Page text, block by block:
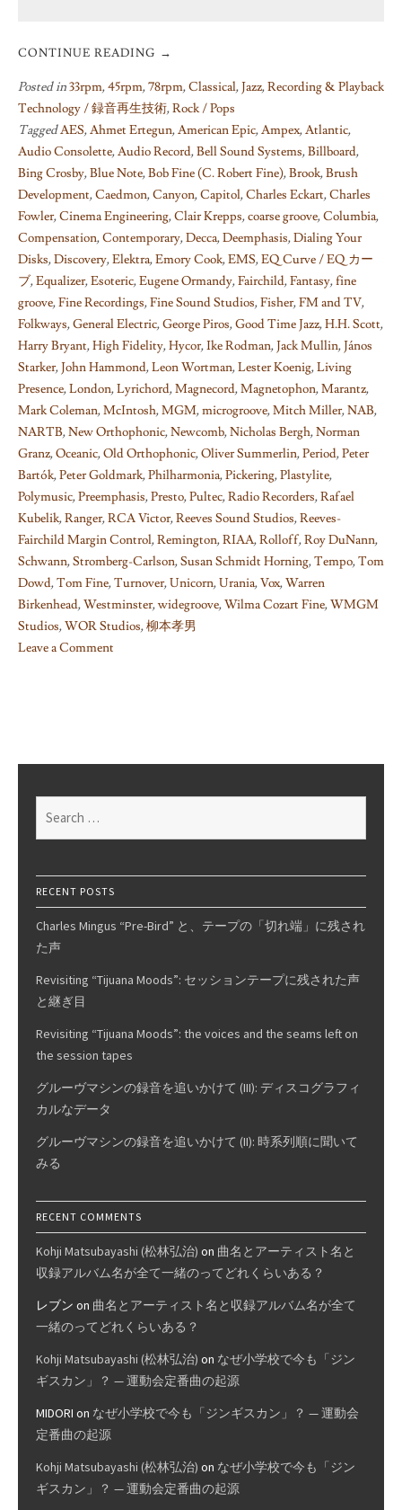
CONTINUE READING →
Posted in33rpm,45rpm,78rpm,Classical,Jazz,Recording & Playback
Technology / 録音再生技術,Rock / Pops
TaggedAES,Ahmet Ertegun,American Epic,Ampex,Atlantic,
Audio Consolette,Audio Record,Bell Sound Systems,Billboard,
Bing Crosby,Blue Note,Bob Fine (C. Robert Fine),Brook,Brush
Development,Caedmon,Canyon,Capitol,Charles Eckart,Charles
Fowler,Cinema Engineering,Clair Krepps,coarse groove,Columbia,
Compensation,Contemporary,Decca,Deemphasis,Dialing Your
Disks,Discovery,Elektra,Emory Cook,EMS,EQ Curve / EQ カー
ブ,Equalizer,Esoteric,Eugene Ormandy,Fairchild,Fantasy,fine
groove,Fine Recordings,Fine Sound Studios,Fisher,FM and TV,
Folkways,General Electric,George Piros,Good Time Jazz,H.H. Scott,
Harry Bryant,High Fidelity,Hycor,Ike Rodman,Jack Mullin,János
Starker,John Hammond,Leon Wortman,Lester Koenig,Living
Presence,London,Lyrichord,Magnecord,Magnetophon,Marantz,
Mark Coleman,McIntosh,MGM,microgroove,Mitch Miller,NAB,
NARTB,New Orthophonic,Newcomb,Nicholas Bergh,Norman
Granz,Oceanic,Old Orthophonic,Oliver Summerlin,Period,Peter
Bartók,Peter Goldmark,Philharmonia,Pickering,Plastylite,
Polymusic,Preemphasis,Presto,Pultec,Radio Recorders,Rafael
Kubelik,Ranger,RCA Victor,Reeves Sound Studios,Reeves-
Fairchild Margin Control,Remington,RIAA,Rolloff,Roy DuNann,
Schwann,Stromberg-Carlson,Susan Schmidt Horning,Tempo,Tom
Dowd,Tom Fine,Turnover,Unicorn,Urania,Vox,Warren
Birkenhead,Westminster,widegroove,Wilma Cozart Fine,WMGM
Studios,WOR Studios,柳本孝男
Leave a Comment
curves,
for:
RECENT POSTS
Charles Mingus “Pre-Bird” と、テープの「切れ端」に残され
た声
Revisiting “Tijuana Moods”: セッションテープに残された声
と継ぎ目
Revisiting “Tijuana Moods”: the voices and the seams left on
the session tapes
グルーヴマシンの録音を追いかけて (III): ディスコグラフィ
カルなデータ
グルーヴマシンの録音を追いかけて (II): 時系列順に聞いて
みる
RECENT COMMENTS
Kohji Matsubayashi (松林弘治) on 曲名とアーティスト名と
収録アルバム名が全て一緒のってどれくらいある？
レブン on 曲名とアーティスト名と収録アルバム名が全て
一緒のってどれくらいある？
Kohji Matsubayashi (松林弘治) on なぜ小学校で今も「ジン
ギスカン」？ — 運動会定番曲の起源
MIDORI on なぜ小学校で今も「ジンギスカン」？ — 運動会
定番曲の起源
Kohji Matsubayashi (松林弘治) on なぜ小学校で今も「ジン
ギスカン」？ — 運動会定番曲の起源